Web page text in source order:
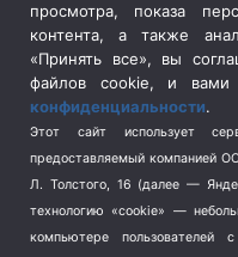
Социальная политика
(3)
Спецоперация в Украине
Спецоперация на Украине
Спорт (740)
Терроризм (1)
Транспорт (262)
Туризм (178)
просмотра, показа
контента, а также
«Принять все», вы
файлов cookie, и
конфиденциальности.
Этот сайт использует
предоставляемый компанией
Л. Толстого, 16 (далее —
технологию «cookie» —
компьютере пользователей